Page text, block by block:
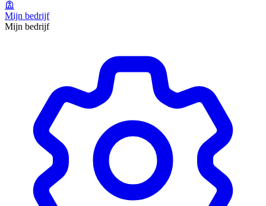
Mijn bedrijf
Mijn bedrijf